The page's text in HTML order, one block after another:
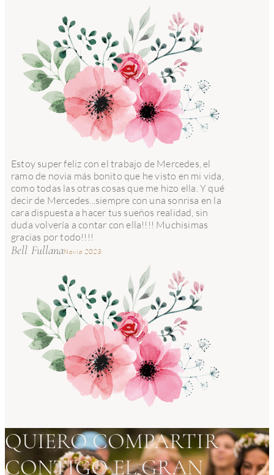
Estoy super feliz con el trabajo de Mercedes, el
ramo de novia más bonito que he visto en mi vida,
como todas las otras cosas que me hizo ella. Y qué
decir de Mercedes...siempre con una sonrisa en la
cara dispuesta a hacer tus sueños realidad, sin
duda volvería a contar con ella!!!! Muchisimas
gracias por todo!!!!
Bell FullanaNovia 2023
QUIERO COMPARTIR
CONTIGO EL GRAN